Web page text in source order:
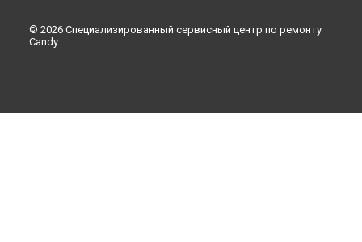
© 2026 Специализированный сервисный центр по ремонту
Candy.